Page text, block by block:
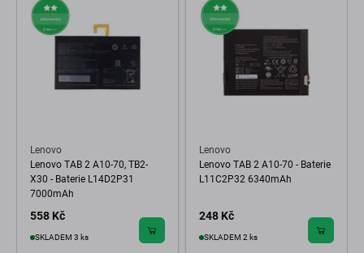
Lenovo
Lenovo TAB 2 A10-70, TB2-
X30 - Baterie L14D2P31
7000mAh
558 Kč
SKLADEM 3 ks
Lenovo
Lenovo TAB 2 A10-70 - Baterie
L11C2P32 6340mAh
248 Kč
SKLADEM 2 ks